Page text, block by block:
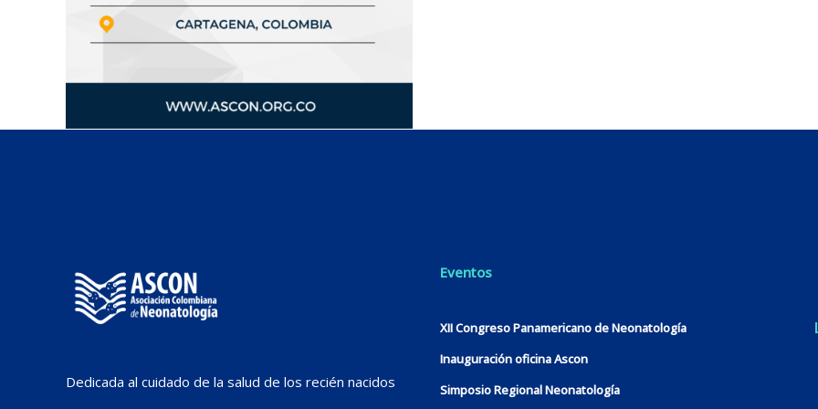
Dedicada al cuidado de la salud de los recién nacidos
Eventos
XII Congreso Panamericano de Neonatología
Inauguración oficina Ascon
Simposio Regional Neonatología